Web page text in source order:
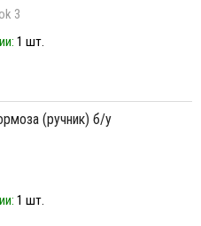
3
1 шт.
(ручник) б/у
1 шт.